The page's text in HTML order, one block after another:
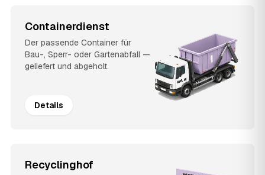
Containerdienst
Der passende Container für
Bau-, Sperr- oder Gartenabfall —
geliefert und abgeholt.
Details
Recyclinghof